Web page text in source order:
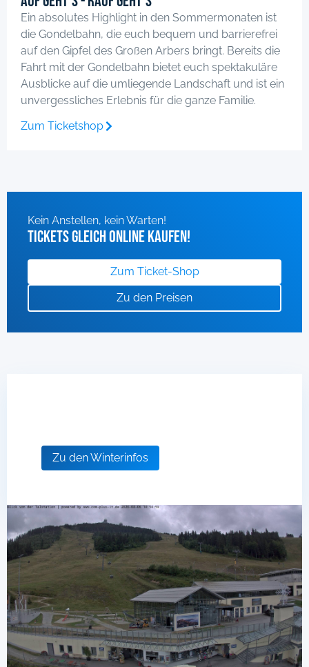
Ein absolutes Highlight in den Sommermonaten ist
die Gondelbahn, die euch bequem und barrierefrei
auf den Gipfel des Großen Arbers bringt. Bereits die
Fahrt mit der Gondelbahn bietet euch spektakuläre
Ausblicke auf die umliegende Landschaft und ist ein
unvergessliches Erlebnis für die ganze Familie.
Zum Ticketshop
Kein Anstellen, kein Warten!
Tickets gleich online kaufen!
Zum Ticket-Shop
Zu den Preisen
Zu den Winterinfos